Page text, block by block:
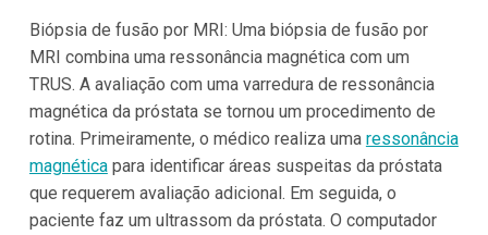
Biópsia de fusão por MRI: Uma biópsia de fusão por
MRI combina uma ressonância magnética com um
TRUS. A avaliação com uma varredura de ressonância
magnética da próstata se tornou um procedimento de
rotina. Primeiramente, o médico realiza uma ressonância
magnéticapara identificar áreas suspeitas da próstata
que requerem avaliação adicional. Em seguida, o
paciente faz um ultrassom da próstata. O computador